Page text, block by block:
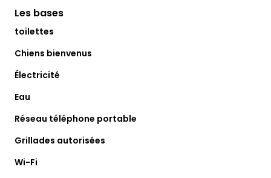
Les bases
toilettes
Chiens bienvenus
Électricité
Eau
Réseau téléphone portable
Grillades autorisées
Wi-Fi